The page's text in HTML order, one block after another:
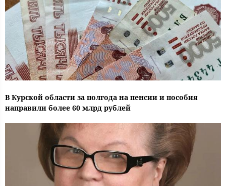
В Курской области за полгода на пенсии и пособия
направили более 60 млрд рублей